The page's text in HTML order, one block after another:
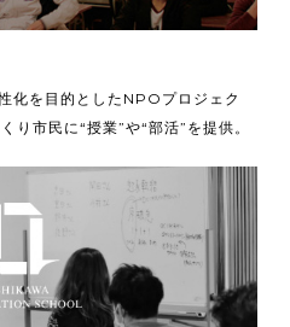
化を目的としたNPOプロジェク
り市民に“授業”や“部活”を提供。